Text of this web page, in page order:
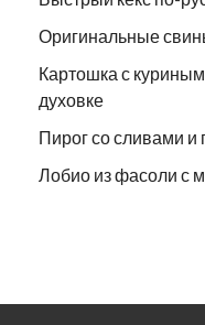
Оригинальные
Картошка с
духовке
Пирог со сливами и
Лобио из фасоли с